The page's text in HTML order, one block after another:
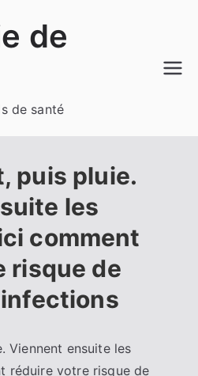
de
de santé
puis pluie.
les
comment
risque de
Viennent ensuite les
réduire votre risque de